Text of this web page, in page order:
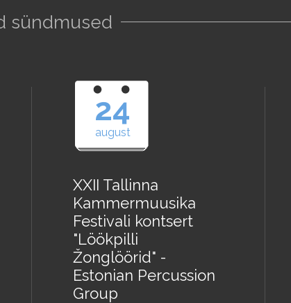
sündmused
24
august
XXII Tallinna
Kammermuusika
Festivali kontsert
"Löökpilli
Žonglöörid" -
Estonian Percussion
Group